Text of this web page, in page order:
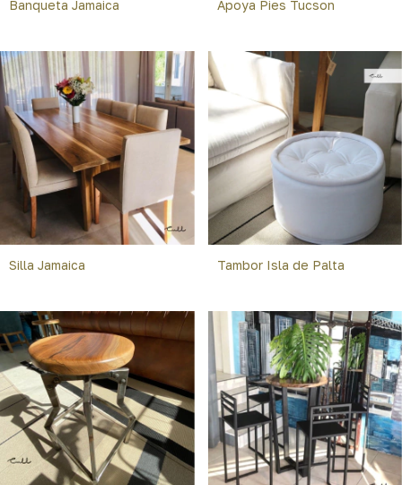
Banqueta Jamaica Apoya Pies Tucson
Silla Jamaica Tambor Isla de Palta